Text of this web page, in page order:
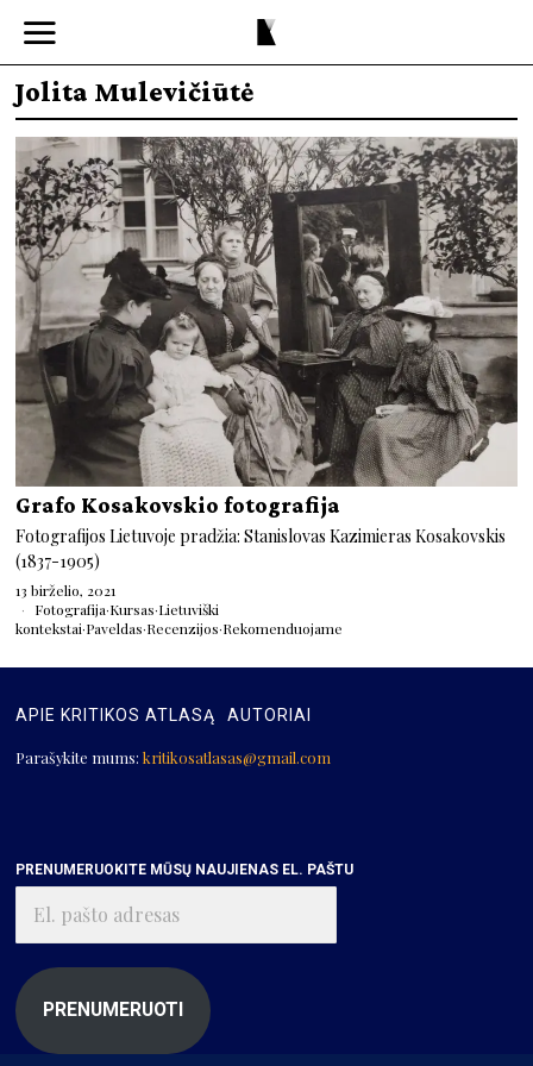
Jolita Mulevičiūtė
Grafo Kosakovskio fotografija
Fotografijos Lietuvoje pradžia: Stanislovas Kazimieras Kosakovskis
(1837-1905)
13 birželio, 2021
Fotografija·Kursas·Lietuviški
kontekstai·Paveldas·Recenzijos·Rekomenduojame
APIE KRITIKOS ATLASĄ AUTORIAI
Parašykite mums:kritikosatlasas@gmail.com
PRENUMERUOKITE MŪSŲ NAUJIENAS EL. PAŠTU
pašto
adresas
PRENUMERUOTI